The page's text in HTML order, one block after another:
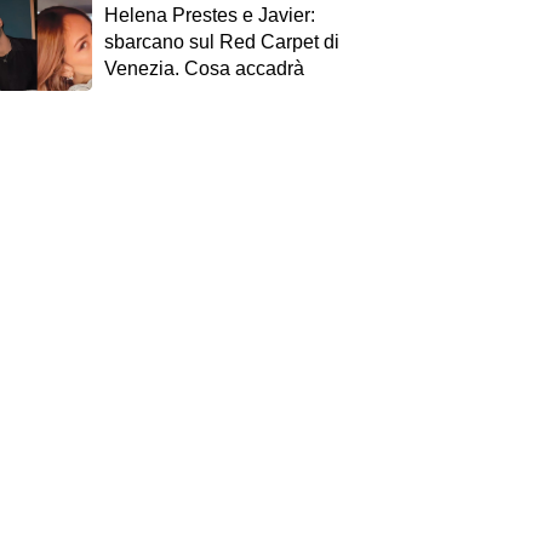
Helena Prestes e Javier:
sbarcano sul Red Carpet di
Venezia. Cosa accadrà